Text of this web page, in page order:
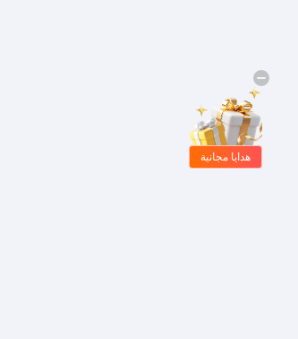
هدايا مجانية